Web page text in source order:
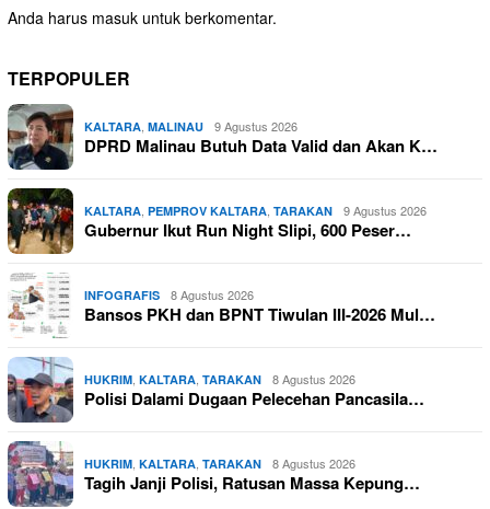
Anda harus masuk untuk berkomentar.
TERPOPULER
KALTARA MALINAU 9 Agustus 2026
DPRD Malinau Butuh Data Valid dan Akan K…
KALTARA PEMPROV KALTARA TARAKAN 9 Agustus 2026
Gubernur Ikut Run Night Slipi, 600 Peser…
INFOGRAFIS 8 Agustus 2026
Bansos PKH dan BPNT Tiwulan III-2026 Mul…
HUKRIM KALTARA TARAKAN 8 Agustus 2026
Polisi Dalami Dugaan Pelecehan Pancasila…
HUKRIM KALTARA TARAKAN 8 Agustus 2026
Tagih Janji Polisi, Ratusan Massa Kepung…